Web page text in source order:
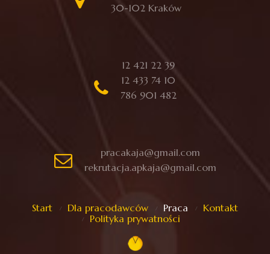
30-102 Kraków
12 421 22 39
12 433 74 10
786 901 482
pracakaja@gmail.com
rekrutacja.apkaja@gmail.com
Start Dla pracodawców Praca
Kontakt
Polityka prywatności